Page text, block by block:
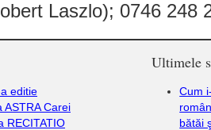
Laszlo); 0746 248
editie
ASTRA Carei
RECITATIO
Ultimele
Cum
bătăi